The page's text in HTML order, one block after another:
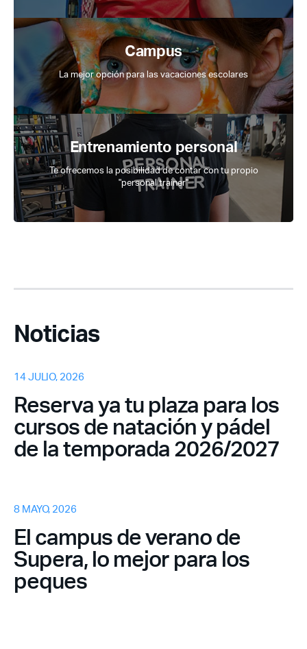
Recuerda mis claves
Campus
La mejor opción para las vacaciones escolares
Entrenamiento personal
Te ofrecemos la posibilidad de contar con tu propio
"personal trainer"
Noticias
14 JULIO, 2026
Reserva ya tu plaza para los
cursos de natación y pádel
de la temporada 2026/2027
8 MAYO, 2026
El campus de verano de
Supera, lo mejor para los
peques